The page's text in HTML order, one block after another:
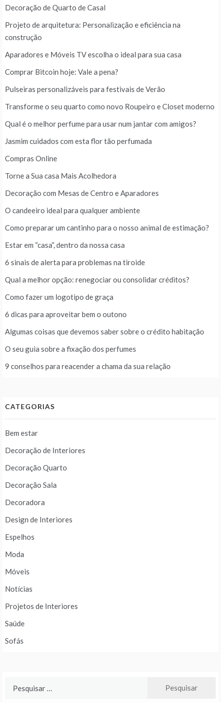
Decoração de Quarto de Casal
Projeto de arquitetura: Personalização e eficiência na
construção
Aparadores e Móveis TV escolha o ideal para sua casa
Comprar Bitcoin hoje: Vale a pena?
Pulseiras personalizáveis para festivais de Verão
Transforme o seu quarto como novo Roupeiro e Closet moderno
Qual é o melhor perfume para usar num jantar com amigos?
Jasmim cuidados com esta flor tão perfumada
Compras Online
Torne a Sua casa Mais Acolhedora
Decoração com Mesas de Centro e Aparadores
O candeeiro ideal para qualquer ambiente
Como preparar um cantinho para o nosso animal de estimação?
Estar em “casa”, dentro da nossa casa
6 sinais de alerta para problemas na tiroide
Qual a melhor opção: renegociar ou consolidar créditos?
Como fazer um logotipo de graça
6 dicas para aproveitar bem o outono
Algumas coisas que devemos saber sobre o crédito habitação
O seu guia sobre a fixação dos perfumes
9 conselhos para reacender a chama da sua relação
CATEGORIAS
Bem estar
Decoração de Interiores
Decoração Quarto
Decoração Sala
Decoradora
Design de Interiores
Espelhos
Moda
Móveis
Notícias
Projetos de Interiores
Saúde
Sofás